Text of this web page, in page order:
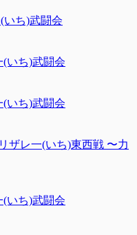
いち)武闘会
(いち)武闘会
(いち)武闘会
ザレ一(いち)東西戦 〜力
(いち)武闘会